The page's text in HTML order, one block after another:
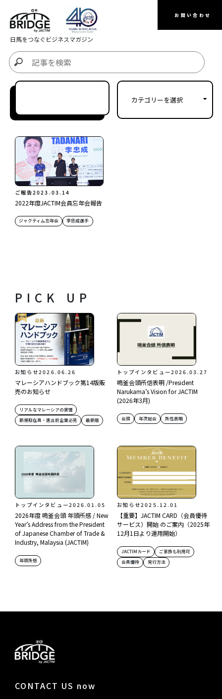
お問い合わせ
日馬をつなぐビジネスマガジン
ご報告2023.03.14
2022年度JACTIM会員忘年会報告
ジャクティム忘年会 李忠成選手
PICK UP
お知らせ2026.06.26
マレーシアハンドブック第14版販
売のお知らせ
リアルなマレーシアの実情
新規駐在員・進出前企業必見
最新版
トップインタビュー2026.03.27
鳴釜会頭所信表明 /President
Narukama’s Vision for JACTIM
(2026年3月)
会頭 年次総会 所信表明
トップインタビュー2026.01.05
2026年度 鳴釜会頭 年頭所感 / New
Year’s Address from the President
of Japanese Chamber of Trade &
Industry, Malaysia (JACTIM)
年頭所感
お知らせ2025.12.01
【重要】JACTIM CARD（会員優待
サービス）開始 のご案内（2025年
12月1日より運用開始）
JACTIMカード
ご家族も利用可
会員優待
発行方法
CONTACT US now